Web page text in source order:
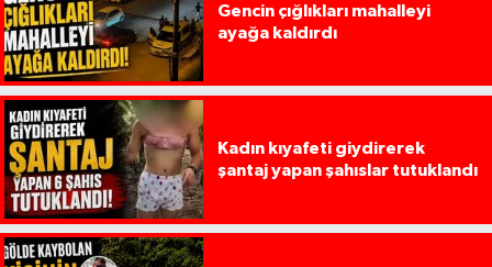
Gencin çığlıkları mahalleyi
ayağa kaldırdı
Kadın kıyafeti giydirerek
şantaj yapan şahıslar tutuklandı